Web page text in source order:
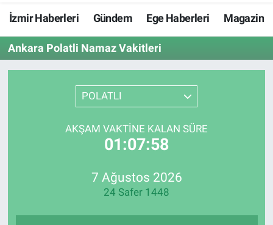
İzmir Haberleri Gündem Ege Haberleri Magazin
Ankara Polatli Namaz Vakitleri
POLATLI
AKŞAM VAKTINE KALAN SÜRE
01:07:58
7 Ağustos 2026
24 Safer 1448
Resmi İlanlar
Resmi Reklam